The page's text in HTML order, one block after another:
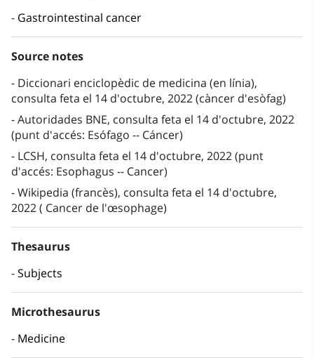
Gastrointestinal cancer
Source notes
Diccionari enciclopèdic de medicina (en línia),
consulta feta el 14 d'octubre, 2022 (càncer d'esòfag)
Autoridades BNE, consulta feta el 14 d'octubre, 2022
(punt d'accés: Esófago -- Cáncer)
LCSH, consulta feta el 14 d'octubre, 2022 (punt
d'accés: Esophagus -- Cancer)
Wikipedia (francès), consulta feta el 14 d'octubre,
2022 ( Cancer de l'œsophage)
Thesaurus
Subjects
Microthesaurus
Medicine